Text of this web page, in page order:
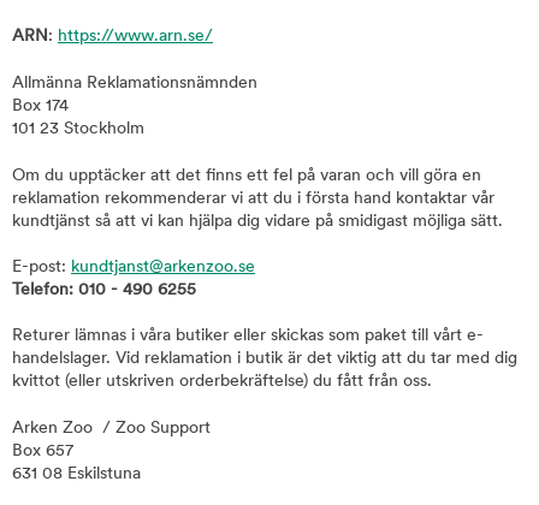
ARN: https://www.arn.se/
Allmänna Reklamationsnämnden
Box 174
101 23 Stockholm
Om du upptäcker att det finns ett fel på varan och vill göra en
reklamation rekommenderar vi att du i första hand kontaktar vår
kundtjänst så att vi kan hjälpa dig vidare på smidigast möjliga sätt.
E-post: kundtjanst@arkenzoo.se
Telefon: 010 - 490 6255
Returer lämnas i våra butiker eller skickas som paket till vårt e-
handelslager. Vid reklamation i butik är det viktig att du tar med dig
kvittot (eller utskriven orderbekräftelse) du fått från oss.
Arken Zoo / Zoo Support
Box 657
631 08 Eskilstuna